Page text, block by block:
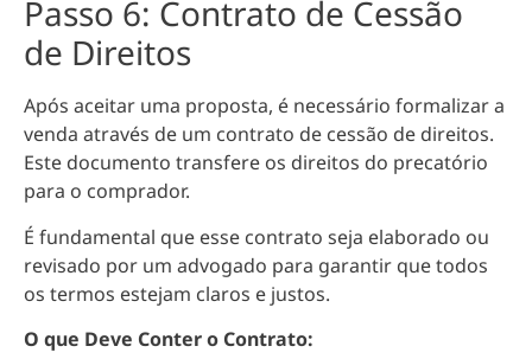
Passo 6: Contrato de Cessão
de Direitos
Após aceitar uma proposta, é necessário formalizar a
venda através de um contrato de cessão de direitos.
Este documento transfere os direitos do precatório
para o comprador.
É fundamental que esse contrato seja elaborado ou
revisado por um advogado para garantir que todos
os termos estejam claros e justos.
O que Deve Conter o Contrato: